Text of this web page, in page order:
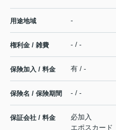
用途地域 -
権利金 / 雑費 - / -
保険加入 / 料金 有 / -
保険名 / 保険期間 - / -
保証会社 / 料金
必加入
エポスカード